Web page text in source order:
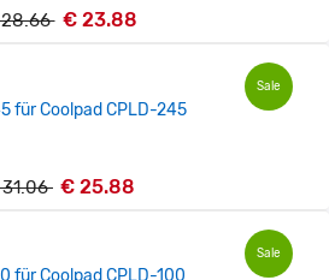
€ 23.88
Sale
für Coolpad CPLD-245
€ 25.88
Sale
für Coolpad CPLD-100